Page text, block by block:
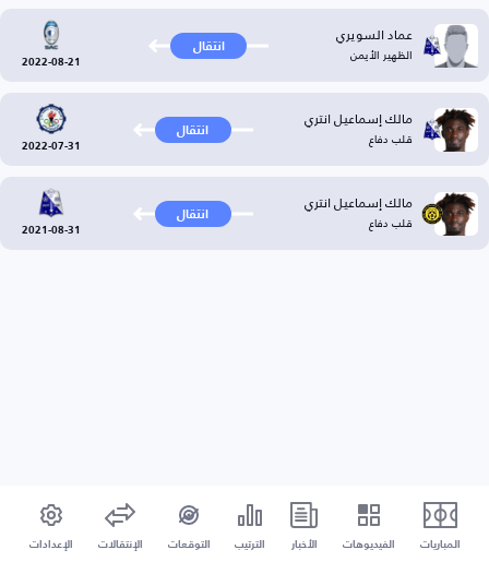
عماد السويري
الظهير الأيمن انتقال
2022-08-21
مالك إسماعيل انتري
قلب دفاع انتقال
2022-07-31
مالك إسماعيل انتري
قلب دفاع انتقال
2021-08-31
المباريات الفيديوهات الأخبار الترتيب التوقعات الإنتقالات الإعدادات